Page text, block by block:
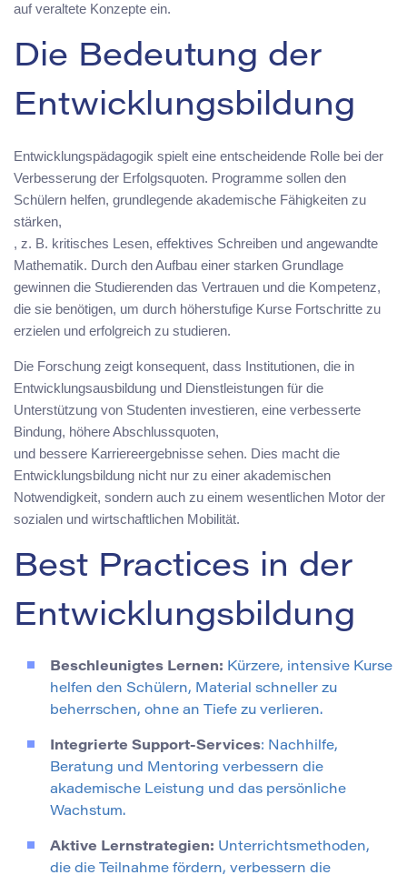
auf veraltete Konzepte ein.
Die Bedeutung der
Entwicklungsbildung
Entwicklungspädagogik spielt eine entscheidende Rolle bei der
Verbesserung der Erfolgsquoten. Programme sollen den
Schülern helfen, grundlegende akademische Fähigkeiten zu
stärken,
, z. B. kritisches Lesen, effektives Schreiben und angewandte
Mathematik. Durch den Aufbau einer starken Grundlage
gewinnen die Studierenden das Vertrauen und die Kompetenz,
die sie benötigen, um durch höherstufige Kurse Fortschritte zu
erzielen und erfolgreich zu studieren.
Die Forschung zeigt konsequent, dass Institutionen, die in
Entwicklungsausbildung und Dienstleistungen für die
Unterstützung von Studenten investieren, eine verbesserte
Bindung, höhere Abschlussquoten,
und bessere Karriereergebnisse sehen. Dies macht die
Entwicklungsbildung nicht nur zu einer akademischen
Notwendigkeit, sondern auch zu einem wesentlichen Motor der
sozialen und wirtschaftlichen Mobilität.
Best Practices in der
Entwicklungsbildung
Beschleunigtes Lernen: Kürzere, intensive Kurse
helfen den Schülern, Material schneller zu
beherrschen, ohne an Tiefe zu verlieren.
Integrierte Support-Services: Nachhilfe,
Beratung und Mentoring verbessern die
akademische Leistung und das persönliche
Wachstum.
Aktive Lernstrategien: Unterrichtsmethoden,
die die Teilnahme fördern, verbessern die